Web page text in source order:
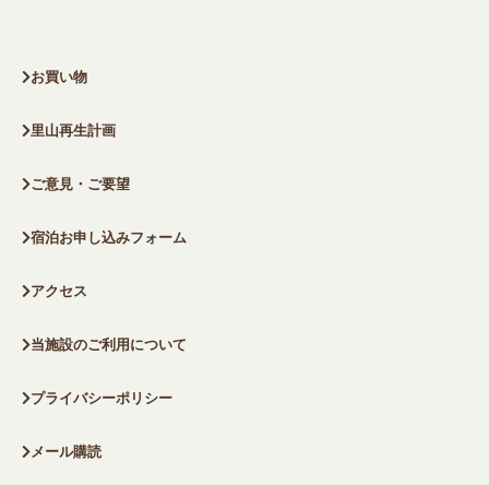
お買い物
里山再生計画
ご意見・ご要望
宿泊お申し込みフォーム
アクセス
当施設のご利用について
プライバシーポリシー
メール購読